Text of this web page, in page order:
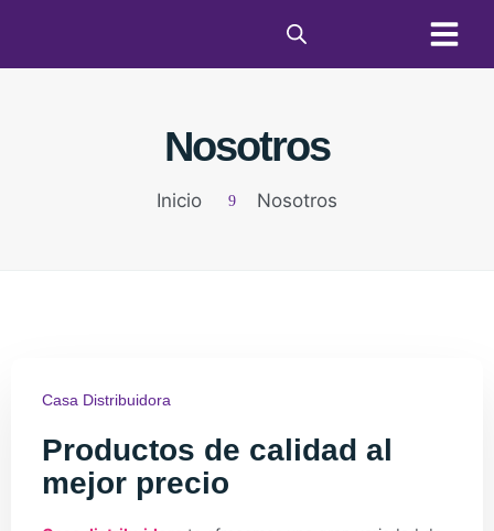
Nosotros
Inicio Nosotros
Casa Distribuidora
Productos de calidad al
mejor precio